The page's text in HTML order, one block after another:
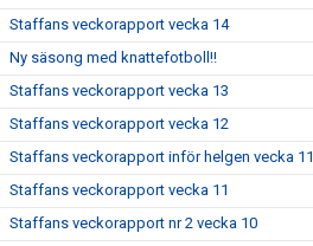
Staffans veckorapport vecka 14
Ny säsong med knattefotboll!!
Staffans veckorapport vecka 13
Staffans veckorapport vecka 12
Staffans veckorapport inför helgen vecka 11
Staffans veckorapport vecka 11
Staffans veckorapport nr 2 vecka 10